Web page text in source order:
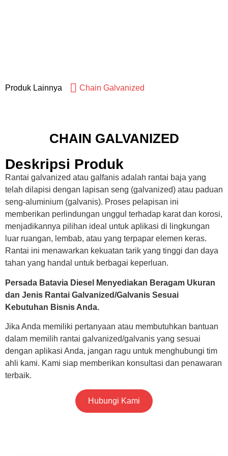
Produk Lainnya Chain Galvanized
CHAIN GALVANIZED
Deskripsi Produk
Rantai galvanized atau galfanis adalah rantai baja yang
telah dilapisi dengan lapisan seng (galvanized) atau paduan
seng-aluminium (galvanis). Proses pelapisan ini
memberikan perlindungan unggul terhadap karat dan korosi,
menjadikannya pilihan ideal untuk aplikasi di lingkungan
luar ruangan, lembab, atau yang terpapar elemen keras.
Rantai ini menawarkan kekuatan tarik yang tinggi dan daya
tahan yang handal untuk berbagai keperluan.
Persada Batavia Diesel Menyediakan Beragam Ukuran
dan Jenis Rantai Galvanized/Galvanis Sesuai
Kebutuhan Bisnis Anda.
Jika Anda memiliki pertanyaan atau membutuhkan bantuan
dalam memilih rantai galvanized/galvanis yang sesuai
dengan aplikasi Anda, jangan ragu untuk menghubungi tim
ahli kami. Kami siap memberikan konsultasi dan penawaran
terbaik.
Hubungi Kami